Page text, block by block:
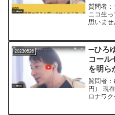
質問者：
ニコ生
思いま
うので
他のプ
20230526
➖ひろ
コール
を明ら
り抜
質問者：
円） 現
ロナワ